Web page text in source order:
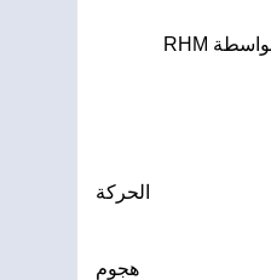
هذه اللعبة تم تطويرها بواسطة RHM
الحركة
هجوم